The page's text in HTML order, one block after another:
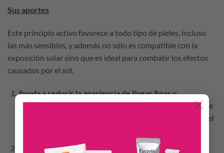
×
Sus aportes
Este principio activo favorece a todo tipo de pieles, incluso
las más sensibles, y además no sólo es compatible con la
exposición solar sino que es ideal para combatir los efectos
causados por el sol.
Ayuda a reducir la apariencia de líneas finas y
arrugas.Esto se debe a sus cualidades antioxidantes, que
mejoran la recuperación de las células para lograr una piel
Es útil para tratar el acné
gracias a sus propiedades